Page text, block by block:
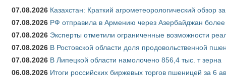
07.08.2026 Казахстан: Краткий агрометеорологический обзор
07.08.2026 РФ отправила в Армению через Азербайджан более
07.08.2026 Эксперты отметили ограниченные возможности
07.08.2026 В Ростовской области доля продовольственной
07.08.2026 В Липецкой области намолочено 856,4 тыс. т зерна
06.08.2026 Итоги российских биржевых торгов пшеницей за 6